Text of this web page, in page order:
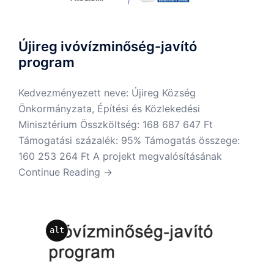
Újireg ivóvízminőség-javító
program
Kedvezményezett neve: Újireg Község
Önkormányzata, Építési és Közlekedési
Minisztérium Összköltség: 168 687 647 Ft
Támogatási százalék: 95% Támogatás összege:
160 253 264 Ft A projekt megvalósításának
Continue Reading →
alt